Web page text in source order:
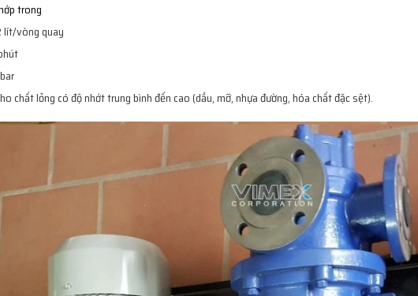
trong
lít/vòng quay
chất lỏng có độ nhớt trung bình đến cao (dầu, mỡ, nhựa đường, hóa chất đặc sệt).